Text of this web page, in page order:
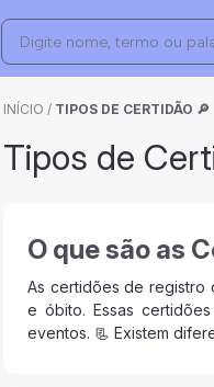
INÍCIO / TIPOS DE CERTIDÃO 🔎
Tipos de
O que são as
As certidões de registro
e óbito. Essas
eventos. 📃 Existem